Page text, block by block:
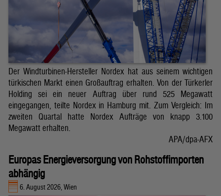
Der Windturbinen-Hersteller Nordex hat aus seinem wichtigen
türkischen Markt einen Großauftrag erhalten. Von der Türkerler
Holding sei ein neuer Auftrag über rund 525 Megawatt
eingegangen, teilte Nordex in Hamburg mit. Zum Vergleich: Im
zweiten Quartal hatte Nordex Aufträge von knapp 3.100
Megawatt erhalten.
APA/dpa-AFX
Europas Energieversorgung von Rohstoffimporten
abhängig
6. August 2026, Wien